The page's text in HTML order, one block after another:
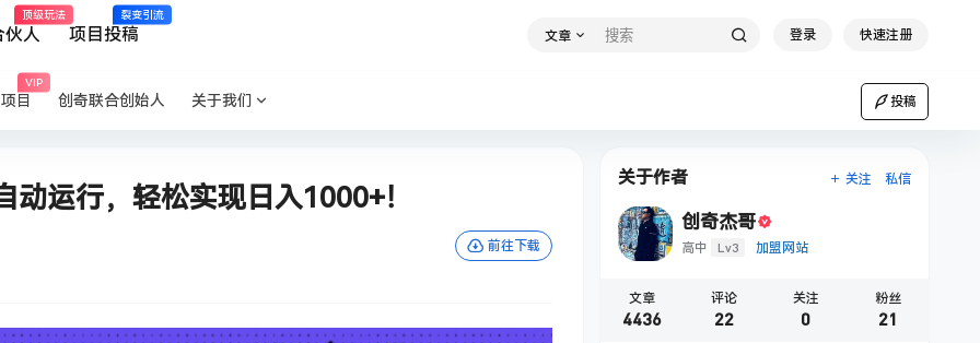
伙人
顶级玩法
项目投稿
裂变引流
文章 登录 快速注册
目
VIP
创奇联合创始人 关于我们 投稿
运行，轻松实现日入1000+！
前往下载
关于作者 关注 私信
创奇杰哥
高中 Lv3 加盟网站
文章
4436
评论
22
关注
0
粉丝
21